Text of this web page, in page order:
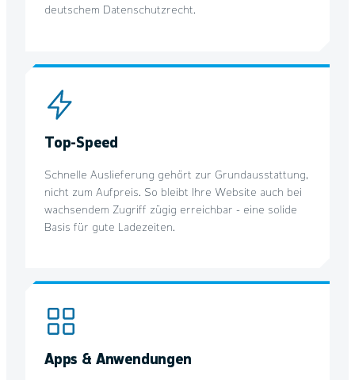
deutschem Datenschutzrecht.
Top-Speed
Schnelle Auslieferung gehört zur Grundausstattung,
nicht zum Aufpreis. So bleibt Ihre Website auch bei
wachsendem Zugriff zügig erreichbar - eine solide
Basis für gute Ladezeiten.
Apps & Anwendungen